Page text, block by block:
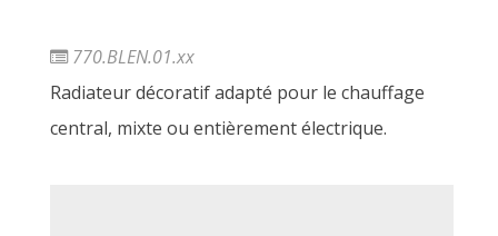
770.BLEN.01.xx
Radiateur décoratif adapté pour le chauffage
central, mixte ou entièrement électrique.